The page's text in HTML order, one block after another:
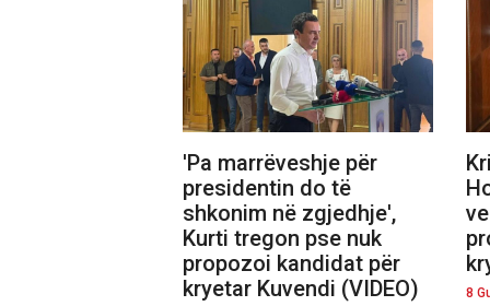
'Pa marrëveshje për
presidentin do të
shkonim në zgjedhje',
Kurti tregon pse nuk
propozoi kandidat për
kryetar Kuvendi (VIDEO)
8